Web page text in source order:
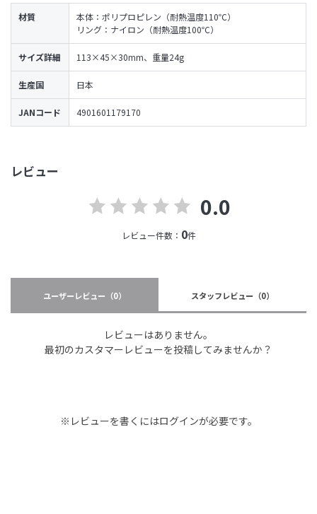
レビュー
0.0
レビュー件数： 0件
ユーザーレビュー （0） スタッフレビュー （0）
レビューはありません。
最初のカスタマーレビューを投稿してみませんか？
※レビューを書くにはログインが必要です。
材質
本体：ポリプロピレン（耐熱温度110℃）
リング：ナイロン（耐熱温度100℃）
サイズ詳細 113×45×30mm、重量24g
生産国 日本
JANコード 4901601179170